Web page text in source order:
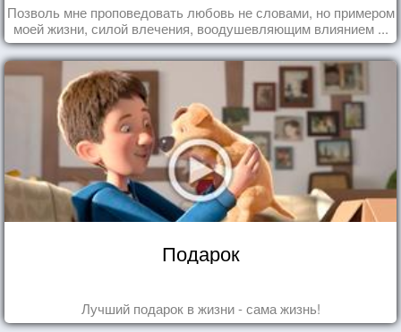
Позволь мне проповедовать любовь не словами, но примером
моей жизни, силой влечения, воодушевляющим влиянием ...
Подарок
Лучший подарок в жизни - сама жизнь!